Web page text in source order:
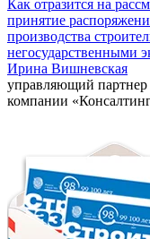
Как отразится на
принятие
производства
негосударственными
Ирина Вишневская
управляющий партнер
компании